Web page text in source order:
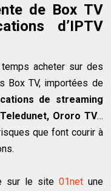
de Box TV
d’IPTV
acheter sur des
Box TV, importées de
de streaming
Ororo TV…
que font courir à
sur le site 01netune